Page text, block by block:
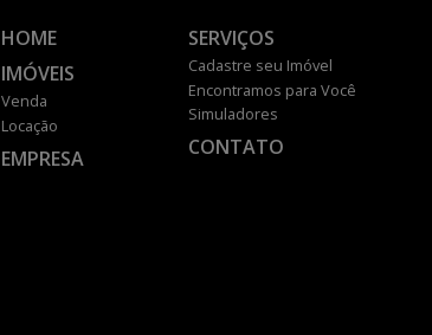
HOME
IMÓVEIS
Venda
Locação
EMPRESA
SERVIÇOS
Cadastre seu Imóvel
Encontramos para Você
Simuladores
CONTATO